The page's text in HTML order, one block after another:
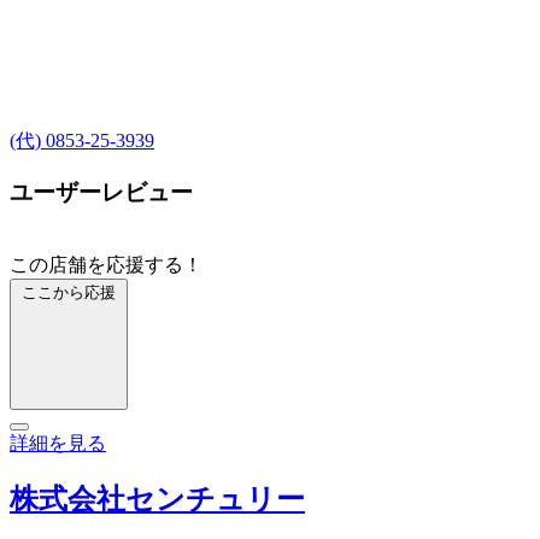
(代) 0853-25-3939
ユーザーレビュー
この店舗を応援する！
ここから応援
詳細を見る
株式会社センチュリー